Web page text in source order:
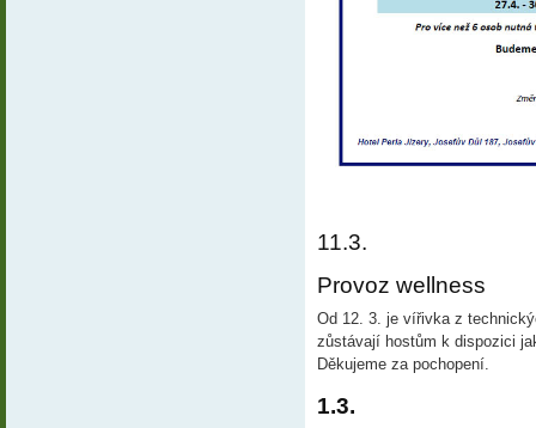
11.3.
Provoz wellness
Od 12. 3. je vířivka z
zůstávají hostům k dispozici
Děkujeme za pochopení.
1.3.